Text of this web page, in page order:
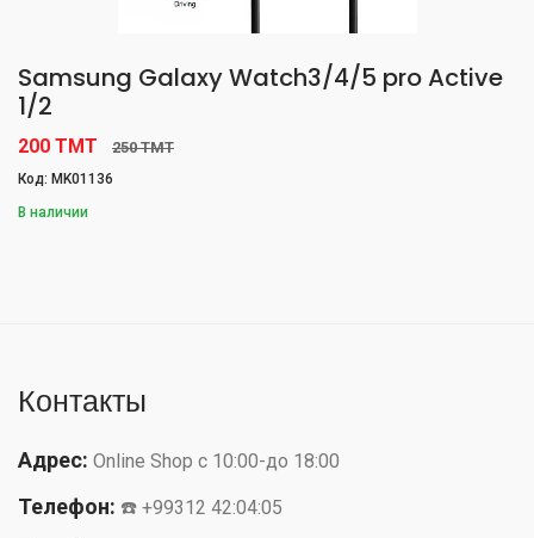
Samsung Galaxy Watch3/4/5 pro Active
1/2
200 TMT 250 TMT
Код: MK01136
В наличии
Контакты
Адрес: Online Shop с 10:00-до 18:00
Телефон: ☎️ +99312 42:04:05